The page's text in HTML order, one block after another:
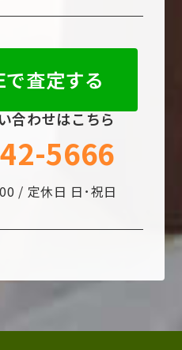
で査定する
合わせはこちら
5666
/ 定休日 日･祝日